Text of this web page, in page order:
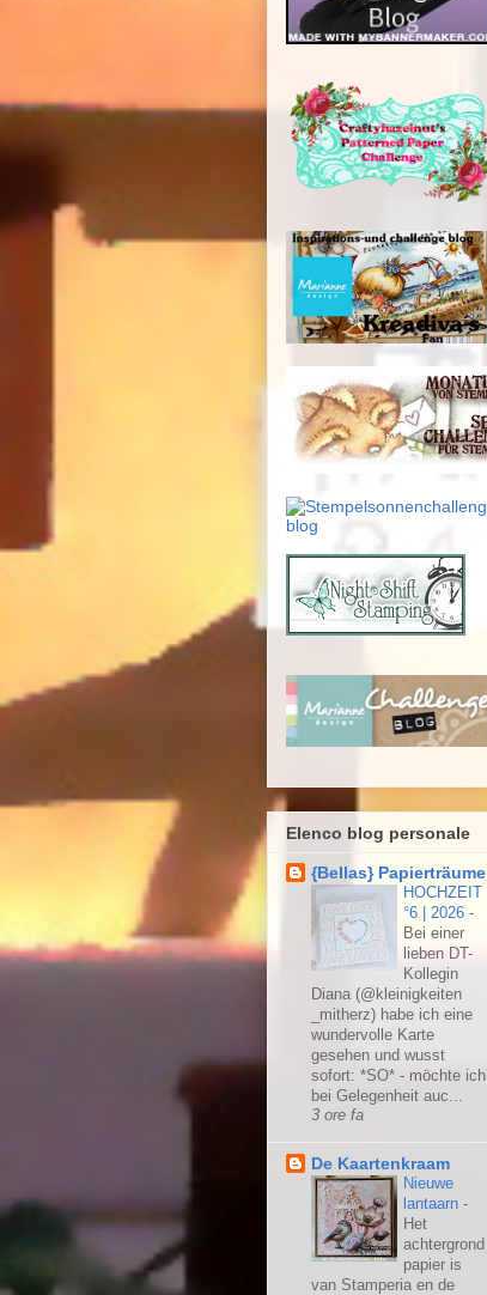
Elenco blog personale
{Bellas} Papierträume
HOCHZEIT
°6 | 2026 -
Bei einer
lieben DT-
Kollegin
Diana (@kleinigkeiten
_mitherz) habe ich eine
wundervolle Karte
gesehen und wusst
sofort: *SO* - möchte ich
bei Gelegenheit auc...
3 ore fa
De Kaartenkraam
Nieuwe
lantaarn -
Het
achtergrond
papier is
van Stamperia en de